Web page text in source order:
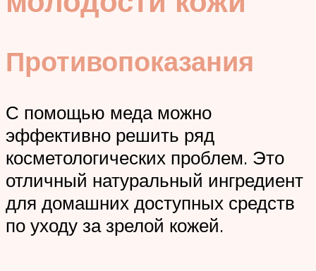
Противопоказания
С помощью меда можно
эффективно решить ряд
косметологических проблем. Это
отличный натуральный ингредиент
для домашних доступных средств
по уходу за зрелой кожей.